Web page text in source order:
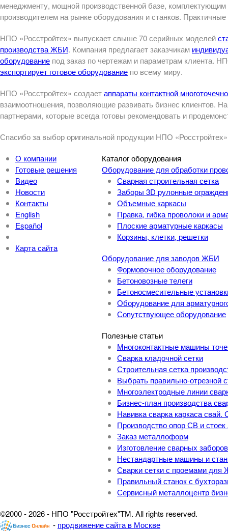
менеджменту, мощной производственной базе,
производителем на рынке оборудования и станков.
НПО «Росстройтех» выпускает свыше 70 серийных моделей
производства ЖБИ. Компания предлагает заказчикам
оборудование под заказ по чертежам и параметрам клиента.
экспортирует готовое оборудование по всему миру.
НПО «Росстройтех» создаетаппараты контактной
взаимоотношения, позволяющие развивать бизнес клиентов.
партнерами, которые всегда готовы рекомендовать и
Спасибо за выбор оригинальной продукции НПО
О компании
Готовые решения
Видео
Новости
Контакты
English
Español
Карта сайта
Каталог оборудования
Оборудование для обработки
Сварная строительная сетка
Заборы 3D рулонные
Объемные каркасы
Правка, гибка проволоки и
Плоские арматурные каркасы
Корзины, клетки, решетки
Оборудование для заводов ЖБИ
Формовочное оборудование
Бетоновозные телеги
Бетоносмесительные
Оборудование для
Сопутствующее оборудование
Полезные статьи
Многоконтактные машины
Сварка кладочной сетки
Строительная сетка
Выбрать правильно-отрезной
Многоэлектродные линии
Бизнес-план производства
Навивка сварка каркаса
Производство опор СВ и
Заказ металлоформ
Изготовление сварных
Нестандартные машины и
Сварки сетки с проемами
Правильный станок с
Сервисный металлоцентр
©2000 - 2026 - НПО "Росстройтех"ТМ. All rights reserved.
- продвижение сайта в Москве